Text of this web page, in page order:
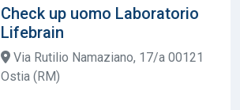
Check up uomo Laboratorio
Lifebrain
Via Rutilio Namaziano, 17/a 00121
Ostia (RM)